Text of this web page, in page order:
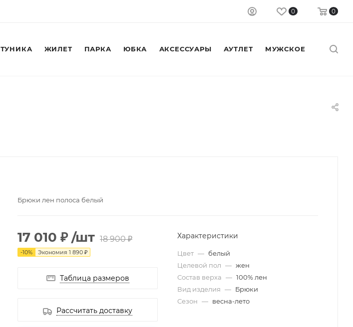
0 0
ТУНИКА ЖИЛЕТ ПАРКА ЮБКА АКСЕССУАРЫ АУТЛЕТ МУЖСКОЕ
Брюки лен полоса белый
17 010 ₽ /шт 18 900 ₽
-10% Экономия 1 890 ₽
Таблица размеров
Рассчитать доставку
Характеристики
Цвет — белый
Целевой пол — жен
Состав верха — 100% лен
Вид изделия — Брюки
Сезон — весна-лето